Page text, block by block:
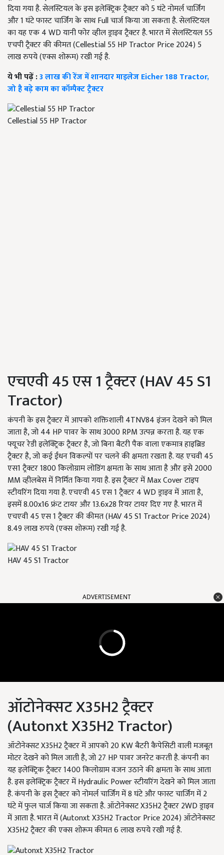
दिया गया है. सेलस्टियल के इस इलेक्ट्रिक ट्रैक्टर को 5 घंटे नोमर्ल चार्जिंग
और 1 घंटे फास्ट चार्जिंग के साथ Full चार्ज किया जा सकता है. सेलस्टियल
का यह एक 4 WD यानी फोर व्हील ड्राइव ट्रैक्टर है. भारत में सेलस्टियल 55
एचपी ट्रैक्टर की कीमत (Cellestial 55 HP Tractor Price 2024) 5
लाख रुपये (एक्स शोरूम) रखी गई है.
ये भी पढ़ें :3 लाख की रेंज में शानदार माइलेज Eicher 188 Tractor,
जो है बड़े काम का कॉम्पैक्ट ट्रैक्टर
Cellestial 55 HP Tractor
एचएवी 45 एस 1 ट्रैक्टर (HAV 45 S1
Tractor)
कंपनी के इस ट्रैक्टर में आपको शक्तिशाली 4TNV84 इंजन देखने को मिल
जाता है, जो 44 HP पावर के साथ 3000 RPM उत्पन्न करता है. यह एक
फ्यूचर रेडी इलेक्ट्रिक ट्रैक्टर है, जो बिना बैटरी पैक वाला एकमात्र हाइब्रिड
ट्रैक्टर है, जो कई ईंधन विकल्पों पर चलने की क्षमता रखता है. यह एचवी 45
एस1 ट्रैक्टर 1800 किलोग्राम लोडिंग क्षमता के साथ आता है और इसे 2000
MM व्हीलबेस में निर्मित किया गया है. इस ट्रैक्टर में Max Cover टाइप
स्टीयरिंग दिया गया है. एचएवी 45 एस 1 ट्रैक्टर 4 WD ड्राइव में आता है,
इसमें 8.00x16 फ्रंट टायर और 13.6x28 रियर टायर दिए गए है. भारत में
एचएवी 45 एस 1 ट्रैक्टर की कीमत (HAV 45 S1 Tractor Price 2024)
8.49 लाख रुपये (एक्स शोरूम) रखी गई है.
HAV 45 S1 Tractor
ADVERTISEMENT
ऑटोनेक्सट X35H2 ट्रैक्टर
(Autonxt X35H2 Tractor)
ऑटोनेक्सट X35H2 ट्रैक्टर में आपको 20 KW बैटरी कैपेसिटी वाली मजबूत
मोटर देखने को मिल जाती है, जो 27 HP पावर जनरेट करती है. कंपनी का
यह इलेक्ट्रिक ट्रैक्टर 1400 किलोग्राम वजन उठाने की क्षमता के साथ आता
है. इस इलेक्ट्रिक ट्रैक्टर में Hydraulic Power स्टीयरिंग देखने को मिल जाता
है. कंपनी के इस ट्रैक्टर को नोमर्ल चार्जिंग में 8 घंटे और फास्ट चार्जिंग में 2
घंटे में फुल चार्ज किया जा सकता है. ऑटोनेक्सट X35H2 ट्रैक्टर 2WD ड्राइव
में आता है. भारत में (Autonxt X35H2 Tractor Price 2024) ऑटोनेक्सट
X35H2 ट्रैक्टर की एक्स शोरूम कीमत 6 लाख रुपये रखी गई है.